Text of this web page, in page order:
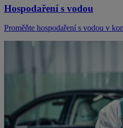
Hospodaření s vodou
Proměňte hospodaření s vodou v